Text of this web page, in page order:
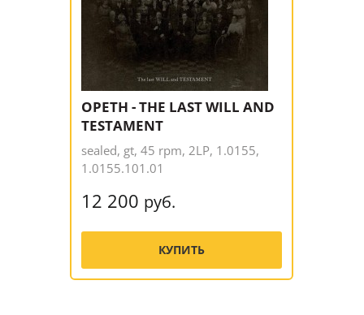
OPETH - THE LAST WILL AND
TESTAMENT
sealed, gt, 45 rpm, 2LP, 1.0155,
1.0155.101.01
12 200 руб.
КУПИТЬ